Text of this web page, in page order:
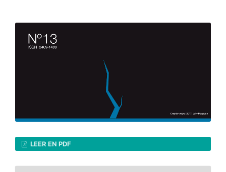
LEER EN PDF